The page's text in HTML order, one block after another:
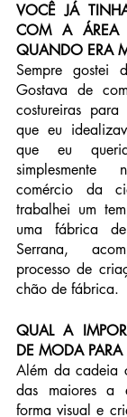
VOCÊ JÁ
COM A ÁREA
QUANDO ERA
Sempre gostei
Gostava de
costureiras
que eu
que eu
comércio da
trabalhei um
uma fábrica
Serrana,
processo de
chão de fábrica.
QUAL A
DE MODA
Além da cadeia
das maiores a
forma visual e